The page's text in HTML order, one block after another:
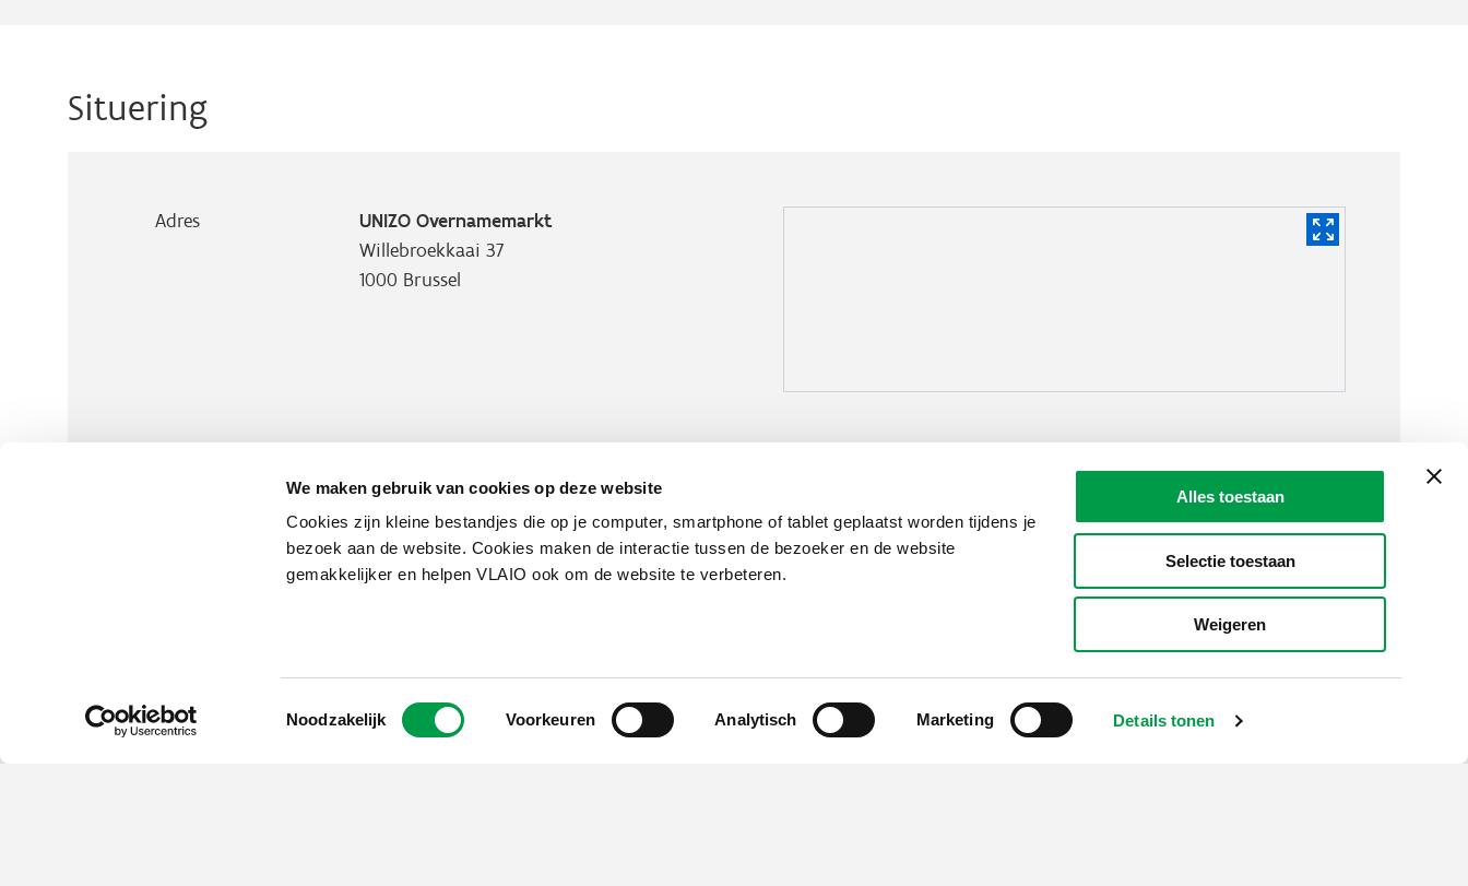
We maken gebruik van cookies op deze website
Cookies zijn kleine bestandjes die op je computer, smartphone of tablet geplaatst worden tijdens je
bezoek aan de website. Cookies maken de interactie tussen de bezoeker en de website
gemakkelijker en helpen VLAIO ook om de website te verbeteren.
Toestemmingsselectie
Noodzakelijk Voorkeuren Analytisch Marketing Details tonen
Alles toestaan
Selectie toestaan
Weigeren
Situering
Adres
UNIZO Overnamemarkt
Willebroekkaai 37
1000 Brussel
VLAIO AWARDSContact